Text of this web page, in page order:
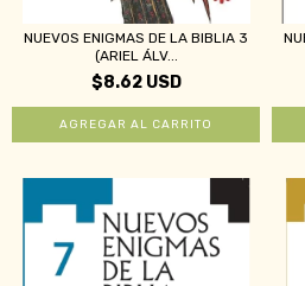
NUEVOS ENIGMAS DE LA BIBLIA 3
(ARIEL ÁLV...
$8.62 USD